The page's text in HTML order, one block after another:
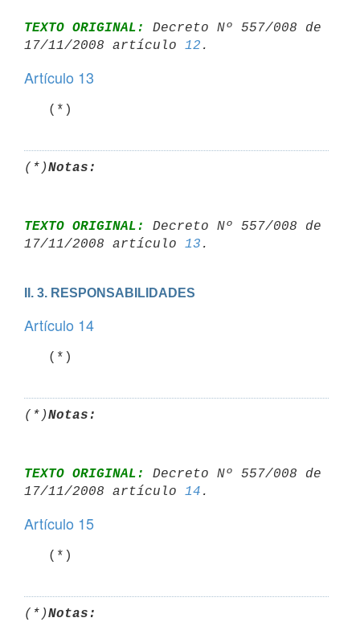
TEXTO ORIGINAL:
Decreto Nº 557/008 de
17/11/2008 artículo 12
Artículo 13
   (*)
(*)Notas:
TEXTO ORIGINAL:
Decreto Nº 557/008 de
17/11/2008 artículo 13
II. 3. RESPONSABILIDADES
Artículo 14
   (*)
(*)Notas:
TEXTO ORIGINAL:
Decreto Nº 557/008 de
17/11/2008 artículo 14
Artículo 15
   (*)
(*)Notas: